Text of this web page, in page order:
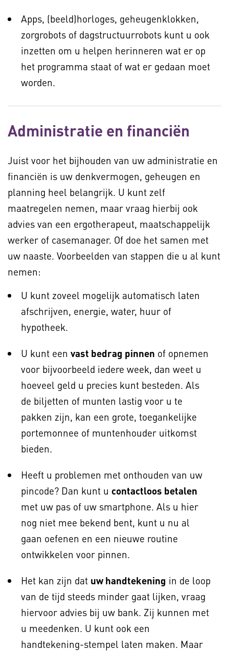
Apps, (beeld)horloges, geheugenklokken,
zorgrobots of dagstructuurrobots kunt u ook
inzetten om u helpen herinneren wat er op
het programma staat of wat er gedaan moet
worden.
Administratie en financiën
Juist voor het bijhouden van uw administratie en
financiën is uw denkvermogen, geheugen en
planning heel belangrijk. U kunt zelf
maatregelen nemen, maar vraag hierbij ook
advies van een ergotherapeut, maatschappelijk
werker of casemanager. Of doe het samen met
uw naaste. Voorbeelden van stappen die u al kunt
nemen:
U kunt zoveel mogelijk automatisch laten
afschrijven, energie, water, huur of
hypotheek.
U kunt een vast bedrag pinnen of opnemen
voor bijvoorbeeld iedere week, dan weet u
hoeveel geld u precies kunt besteden. Als
de biljetten of munten lastig voor u te
pakken zijn, kan een grote, toegankelijke
portemonnee of muntenhouder uitkomst
bieden.
Heeft u problemen met onthouden van uw
pincode? Dan kunt u contactloos betalen
met uw pas of uw smartphone. Als u hier
nog niet mee bekend bent, kunt u nu al
gaan oefenen en een nieuwe routine
ontwikkelen voor pinnen.
Het kan zijn dat uw handtekening in de loop
van de tijd steeds minder gaat lijken, vraag
hiervoor advies bij uw bank. Zij kunnen met
u meedenken. U kunt ook een
handtekening-stempel laten maken. Maar